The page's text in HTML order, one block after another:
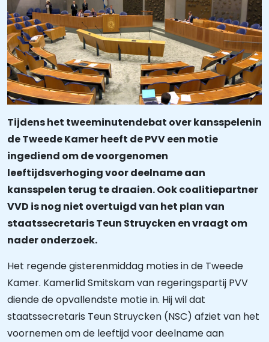
Tijdens het tweeminutendebat over kansspelenin
de Tweede Kamer heeft de PVV een motie
ingediend om de voorgenomen
leeftijdsverhoging voor deelname aan
kansspelen terug te draaien. Ook coalitiepartner
VVD is nog niet overtuigd van het plan van
staatssecretaris Teun Struycken en vraagt om
nader onderzoek.
Het regende gisterenmiddag moties in de Tweede
Kamer. Kamerlid Smitskam van regeringspartij PVV
diende de opvallendste motie in. Hij wil dat
staatssecretaris Teun Struycken (NSC) afziet van het
voornemen om de leeftijd voor deelname aan